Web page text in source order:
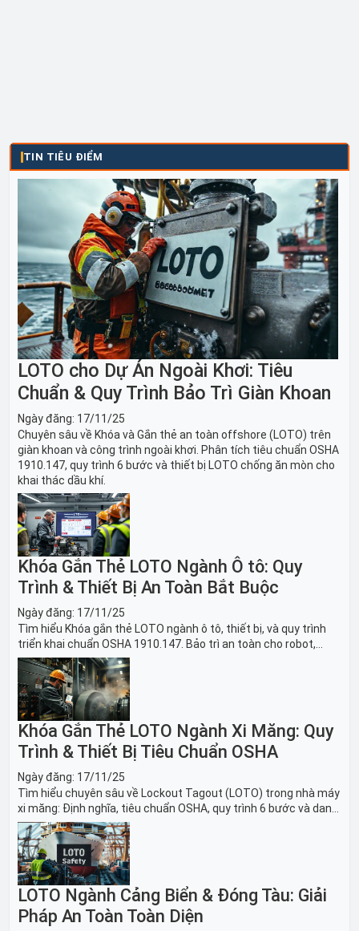
TIN TIÊU ĐIỂM
LOTO cho Dự Án Ngoài Khơi: Tiêu
Chuẩn & Quy Trình Bảo Trì Giàn Khoan
Ngày đăng: 17/11/25
Chuyên sâu về Khóa và Gắn thẻ an toàn offshore (LOTO) trên
giàn khoan và công trình ngoài khơi. Phân tích tiêu chuẩn OSHA
1910.147, quy trình 6 bước và thiết bị LOTO chống ăn mòn cho
khai thác dầu khí.
Khóa Gắn Thẻ LOTO Ngành Ô tô: Quy
Trình & Thiết Bị An Toàn Bắt Buộc
Ngày đăng: 17/11/25
Tìm hiểu Khóa gắn thẻ LOTO ngành ô tô, thiết bị, và quy trình
triển khai chuẩn OSHA 1910.147. Bảo trì an toàn cho robot,
băng tải sản xuất ô tô và dây chuyền lắp ráp xe hơi.
Khóa Gắn Thẻ LOTO Ngành Xi Măng: Quy
Trình & Thiết Bị Tiêu Chuẩn OSHA
Ngày đăng: 17/11/25
Tìm hiểu chuyên sâu về Lockout Tagout (LOTO) trong nhà máy
xi măng: Định nghĩa, tiêu chuẩn OSHA, quy trình 6 bước và danh
sách thiết bị LOTO thiết yếu. Giải pháp bảo trì lò nung, máy
nghiền an toàn.
LOTO Ngành Cảng Biển & Đóng Tàu: Giải
Pháp An Toàn Toàn Diện